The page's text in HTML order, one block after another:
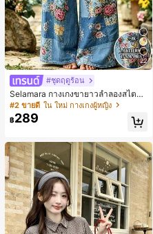
22
#ชุดฤดูร้อน
Selamara กางเกงขายาวลำลองสไตล์โ
บฮีเมียนสำหรับพักผ่อน สีกากี ผิวสัมผัส
มีเท็กซ์เจอร์ เอวสูงทรงหลวม เอวยางยืด
พร้อมเชือกรูด ทรงขาตรงทิ้งตัว ขากว้า
ดินทาง
#2 ขายดี ใน ใหม่ กางเกงผู้หญิง
฿289